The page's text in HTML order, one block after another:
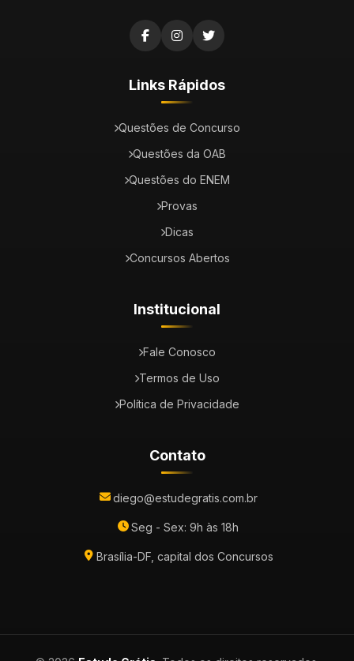
Links Rápidos
Questões de Concurso
Questões da OAB
Questões do ENEM
Provas
Dicas
Concursos Abertos
Institucional
Fale Conosco
Termos de Uso
Política de Privacidade
Contato
diego@estudegratis.com.br
Seg - Sex: 9h às 18h
Brasília-DF, capital dos Concursos